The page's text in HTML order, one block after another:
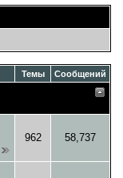
Темы Сообщений
962 58,737